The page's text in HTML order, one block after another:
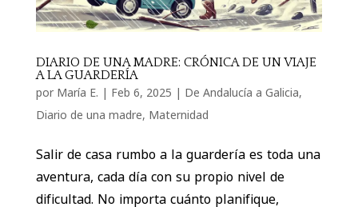
DIARIO DE UNA MADRE: CRÓNICA DE UN VIAJE
A LA GUARDERÍA
por María E. | Feb 6, 2025 | De Andalucía a Galicia,
Diario de una madre, Maternidad
Salir de casa rumbo a la guardería es toda una
aventura, cada dí­a con su propio nivel de
dificultad. No importa cuánto planifique,